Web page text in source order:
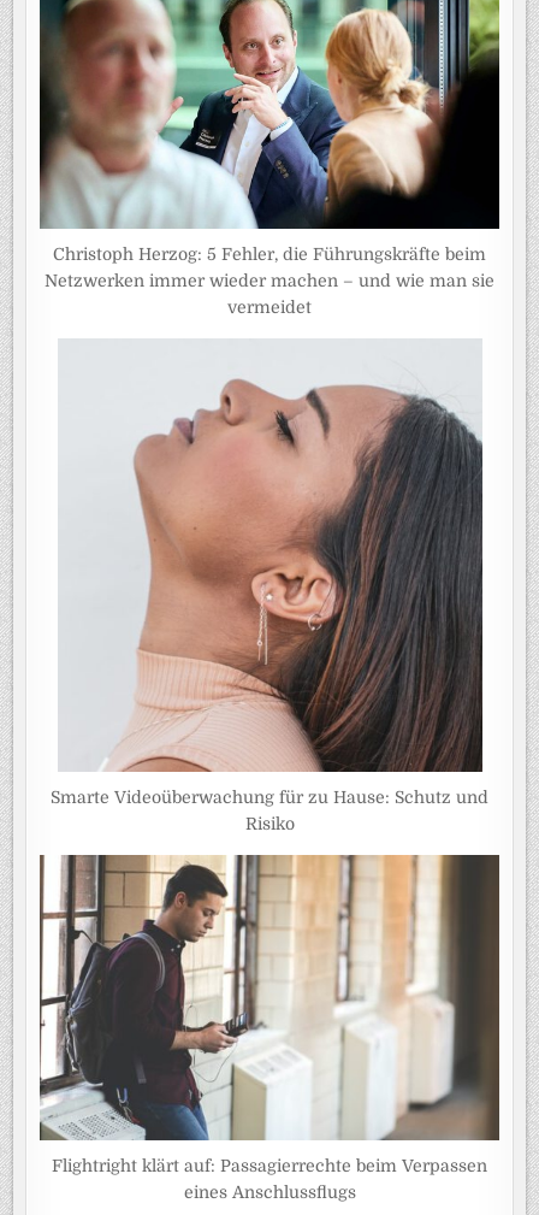
Christoph Herzog: 5 Fehler, die Führungskräfte beim
Netzwerken immer wieder machen – und wie man sie
vermeidet
Smarte Videoüberwachung für zu Hause: Schutz und
Risiko
Flightright klärt auf: Passagierrechte beim Verpassen
eines Anschlussflugs